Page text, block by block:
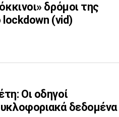
δρόμοι της
lockdown (vid)
Οι οδηγοί
δεδομένα